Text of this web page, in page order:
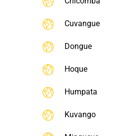
Cuvangue
Dongue
Hoque
Humpata
Kuvango